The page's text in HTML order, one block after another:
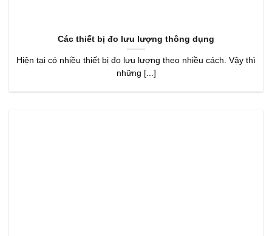
Các thiết bị đo lưu lượng thông dụng
Hiện tại có nhiều thiết bị đo lưu lượng theo nhiều cách. Vậy thì
những [...]